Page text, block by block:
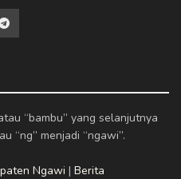
“bambu” yang selanjutnya
“ng” menjadi “ngawi”.
Ngawi | Berita